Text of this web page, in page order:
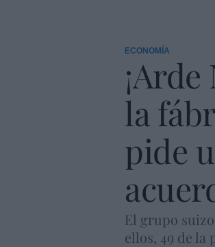
ECONOMÍA
la
pide
El grupo
ellos, 49 de la